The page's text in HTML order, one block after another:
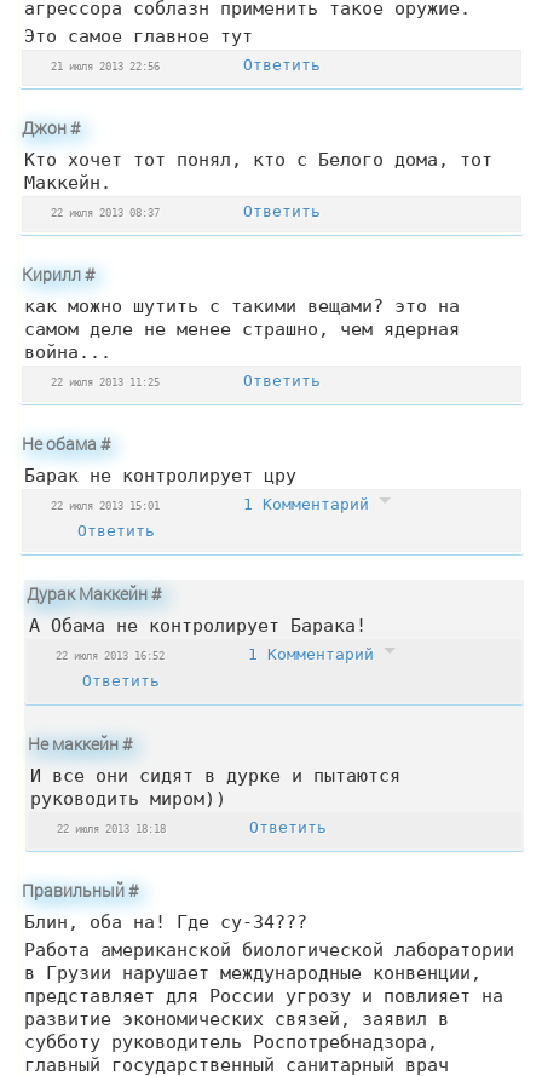
агрессора соблазн применить такое оружие.
Это самое главное тут
21 июля 2013 22:56 Ответить
Джон#
Кто хочет тот понял, кто с Белого дома, тот
Маккейн.
22 июля 2013 08:37 Ответить
Кирилл#
как можно шутить с такими вещами? это на
самом деле не менее страшно, чем ядерная
война...
22 июля 2013 11:25 Ответить
Не обама#
Барак не контролирует цру
22 июля 2013 15:01
1 Комментарий
Ответить
Дурак Маккейн#
А Обама не контролирует Барака!
22 июля 2013 16:52
1 Комментарий
Ответить
Не маккейн#
И все они сидят в дурке и пытаются
руководить миром))
22 июля 2013 18:18 Ответить
Правильный#
Блин, оба на! Где су-34???
Работа американской биологической лаборатории
в Грузии нарушает международные конвенции,
представляет для России угрозу и повлияет на
развитие экономических связей, заявил в
субботу руководитель Роспотребнадзора,
главный государственный санитарный врач